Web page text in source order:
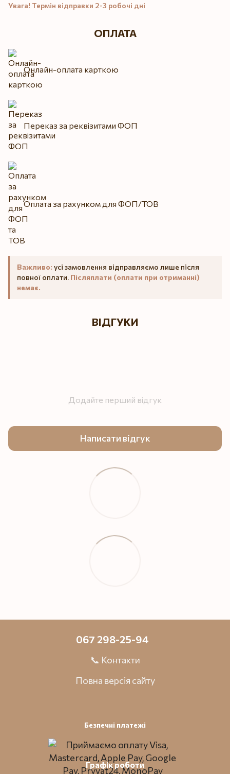
Увага! Термін відправки 2-3 робочі дні
ОПЛАТА
Онлайн-оплата карткою
Переказ за реквізитами ФОП
Оплата за рахунком для ФОП/ТОВ
Важливо: усі замовлення відправляємо лише після
повної оплати. Післяплати (оплати при отриманні)
немає.
ВІДГУКИ
Додайте перший відгук
Написати відгук
067 298-25-94
📞 Контакти
Повна версія сайту
Безпечні платежі
Графік роботи